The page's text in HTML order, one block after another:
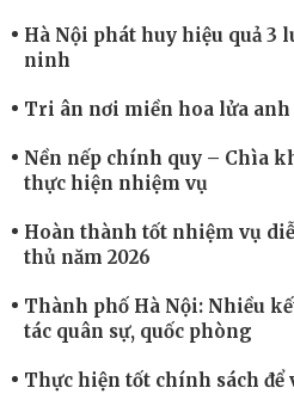
Hà Nội phát huy hiệu quả 3
ninh
Tri ân nơi miền hoa lửa
Nền nếp chính quy – Chìa
thực hiện nhiệm vụ
Hoàn thành tốt nhiệm vụ
thủ năm 2026
Thành phố Hà Nội: Nhiều
tác quân sự, quốc phòng
Thực hiện tốt chính sách để